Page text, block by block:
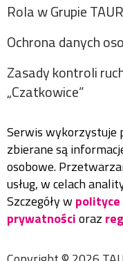
Rola w Grupie
Ochrona danych
Zasady kontroli
„Czatkowice”
Serwis wykorzystuje
zbierane są
osobowe.
usług, w celach
Szczegóły w
prywatnościoraz